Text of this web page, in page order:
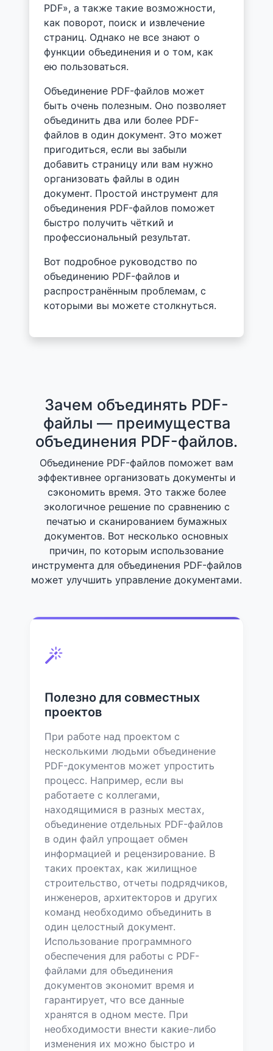
PDF», а также такие возможности,
как поворот, поиск и извлечение
страниц. Однако не все знают о
функции объединения и о том, как
ею пользоваться.
Объединение PDF-файлов может
быть очень полезным. Оно позволяет
объединить два или более PDF-
файлов в один документ. Это может
пригодиться, если вы забыли
добавить страницу или вам нужно
организовать файлы в один
документ. Простой инструмент для
объединения PDF-файлов поможет
быстро получить чёткий и
профессиональный результат.
Вот подробное руководство по
объединению PDF-файлов и
распространённым проблемам, с
которыми вы можете столкнуться.
Зачем объединять PDF-
файлы — преимущества
объединения PDF-файлов.
Объединение PDF-файлов поможет вам
эффективнее организовать документы и
сэкономить время. Это также более
экологичное решение по сравнению с
печатью и сканированием бумажных
документов. Вот несколько основных
причин, по которым использование
инструмента для объединения PDF-файлов
может улучшить управление документами.
Полезно для совместных
проектов
При работе над проектом с
несколькими людьми объединение
PDF-документов может упростить
процесс. Например, если вы
работаете с коллегами,
находящимися в разных местах,
объединение отдельных PDF-файлов
в один файл упрощает обмен
информацией и рецензирование. В
таких проектах, как жилищное
строительство, отчеты подрядчиков,
инженеров, архитекторов и других
команд необходимо объединить в
один целостный документ.
Использование программного
обеспечения для работы с PDF-
файлами для объединения
документов экономит время и
гарантирует, что все данные
хранятся в одном месте. При
необходимости внести какие-либо
изменения их можно быстро и